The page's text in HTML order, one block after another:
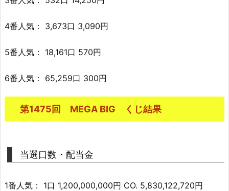
4番人気： 3,673口 3,090円
5番人気： 18,161口 570円
6番人気： 65,259口 300円
第1475回 MEGA BIG くじ結果
当選口数・配当金
1番人気： 1口 1,200,000,000円 CO. 5,830,122,720円